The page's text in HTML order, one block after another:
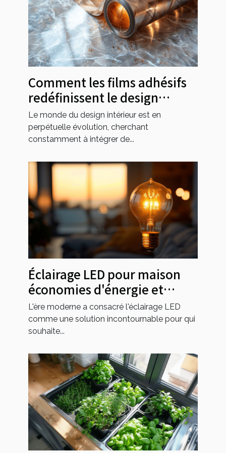
Comment les films adhésifs
redéfinissent le design
intérieur moderne
Le monde du design intérieur est en
perpétuelle évolution, cherchant
constamment à intégrer de...
Éclairage LED pour maison
économies d'énergie et
ambiance lumineuse
L'ère moderne a consacré l'éclairage LED
comme une solution incontournable pour qui
souhaite...